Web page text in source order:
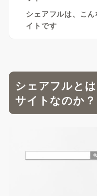
シェアフルは、こ
イトです
シェアフルと
サイトなのか？